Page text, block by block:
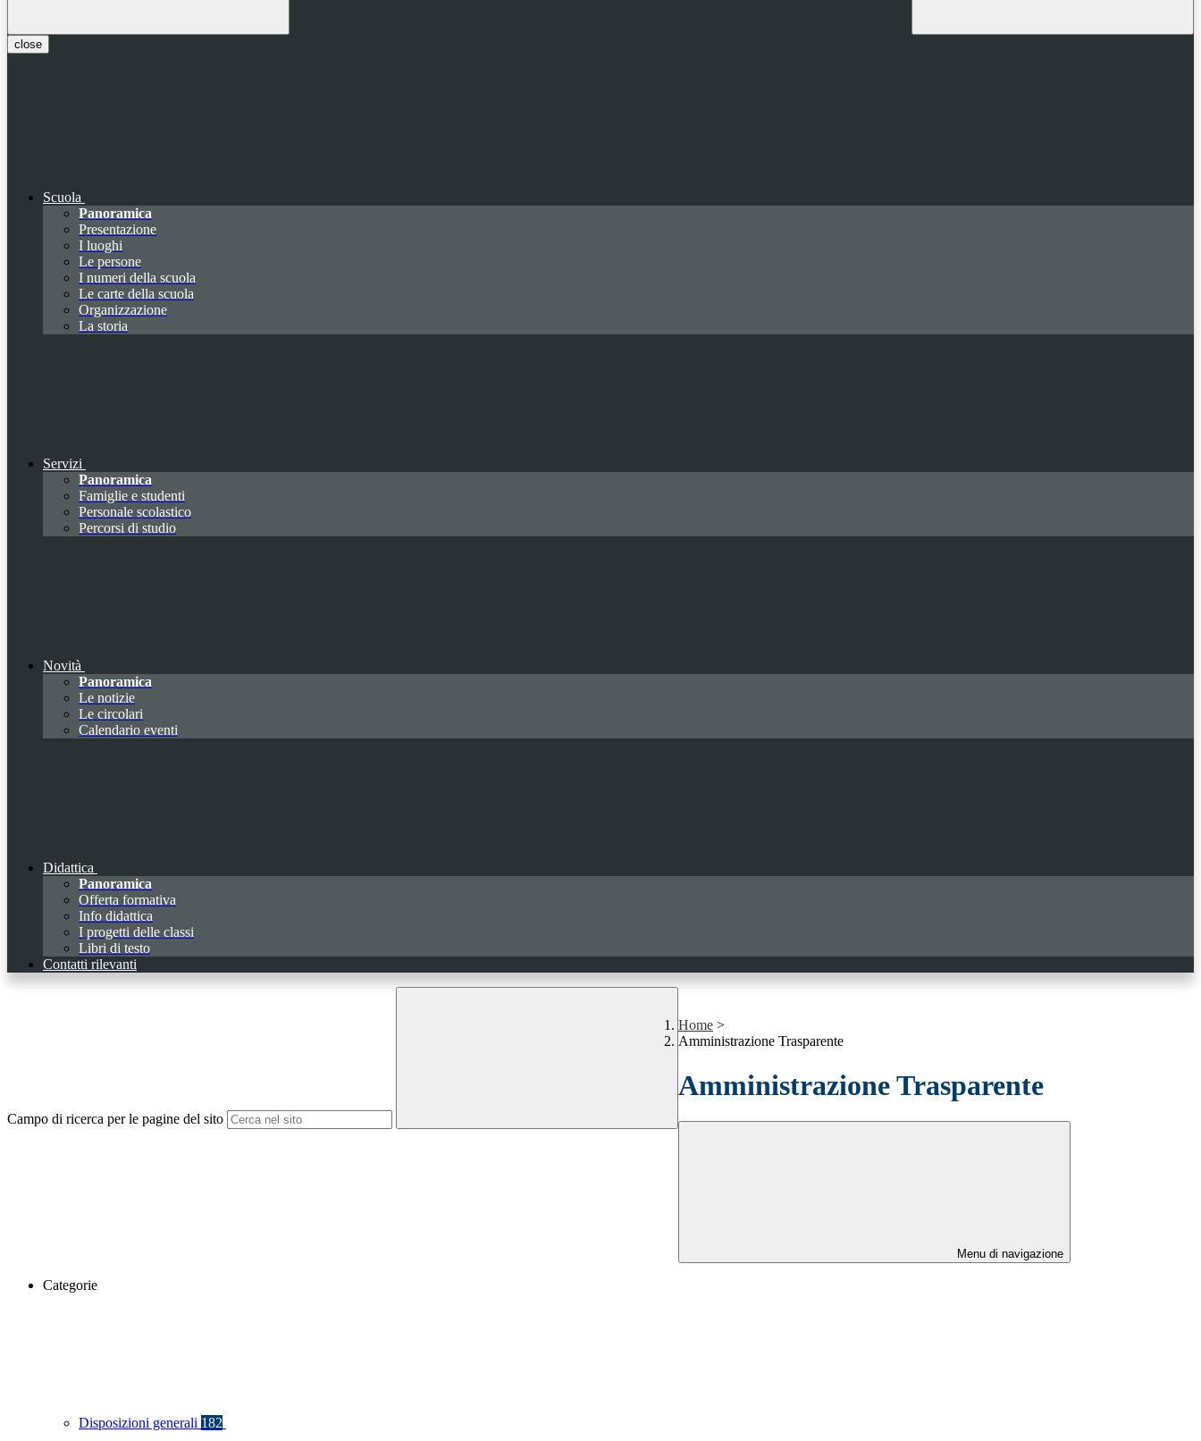
close
Scuola
Panoramica
Presentazione
I luoghi
Le persone
I numeri della scuola
Le carte della scuola
Organizzazione
La storia
Servizi
Panoramica
Famiglie e studenti
Personale scolastico
Percorsi di studio
Novità
Panoramica
Le notizie
Le circolari
Calendario eventi
Didattica
Panoramica
Offerta formativa
Info didattica
I progetti delle classi
Libri di testo
Contatti rilevanti
Campo di ricerca per le pagine del sito
Home >
Amministrazione Trasparente
Amministrazione Trasparente
Menu di navigazione
Categorie
Disposizioni generali 182